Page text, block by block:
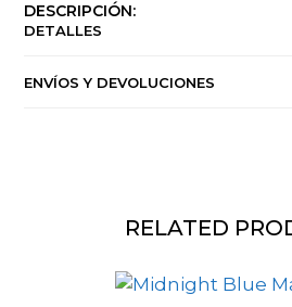
DESCRIPCIÓN:
DETALLES
ENVÍOS Y DEVOLUCIONES
RELATED